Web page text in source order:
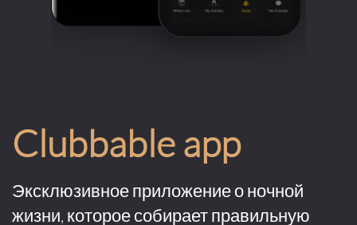
Clubbable app
Эксклюзивное приложение о ночной
жизни, которое собирает правильную